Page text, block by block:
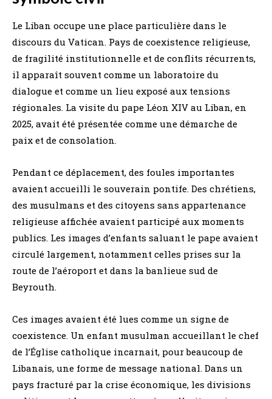
Le Liban occupe une place particulière dans le
discours du Vatican. Pays de coexistence religieuse,
de fragilité institutionnelle et de conflits récurrents,
il apparaît souvent comme un laboratoire du
dialogue et comme un lieu exposé aux tensions
régionales. La visite du pape Léon XIV au Liban, en
2025, avait été présentée comme une démarche de
paix et de consolation.
Pendant ce déplacement, des foules importantes
avaient accueilli le souverain pontife. Des chrétiens,
des musulmans et des citoyens sans appartenance
religieuse affichée avaient participé aux moments
publics. Les images d’enfants saluant le pape avaient
circulé largement, notamment celles prises sur la
route de l’aéroport et dans la banlieue sud de
Beyrouth.
Ces images avaient été lues comme un signe de
coexistence. Un enfant musulman accueillant le chef
de l’Église catholique incarnait, pour beaucoup de
Libanais, une forme de message national. Dans un
pays fracturé par la crise économique, les divisions